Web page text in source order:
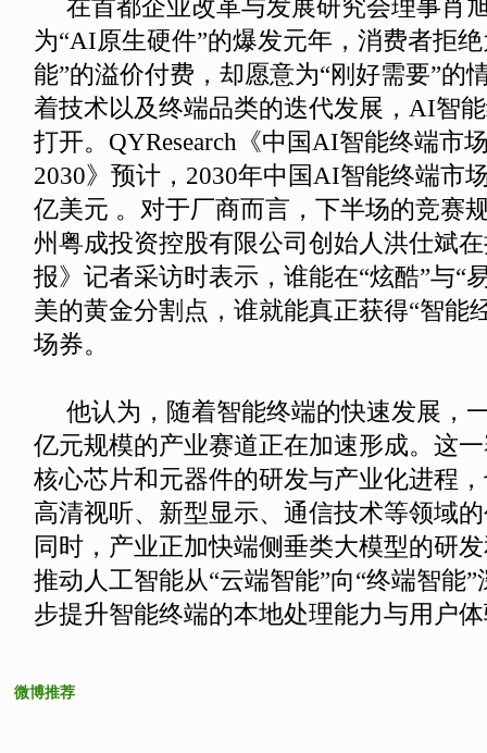
在首都企业改革与发展研究会理事肖
为“AI原生硬件”的爆发元年，消费者拒
能”的溢价付费，却愿意为“刚好需要”的
着技术以及终端品类的迭代发展，AI智
打开。QYResearch《中国AI智能终端市
2030》预计，2030年中国AI智能终端市
亿美元 。 对于厂商而言，下半场的竞赛
州粤成投资控股有限公司创始人洪仕斌
报》记者采访时表示，谁能在“炫酷”与“
美的黄金分割点，谁就能真正获得“智能
场券。
他认为，随着智能终端的快速发展，
亿元规模的产业赛道正在加速形成。这
核心芯片和元器件的研发与产业化进程
高清视听、新型显示、通信技术等领域
同时，产业正加快端侧垂类大模型的研
推动人工智能从“云端智能”向“终端智能
步提升智能终端的本地处理能力与用户
微博推荐